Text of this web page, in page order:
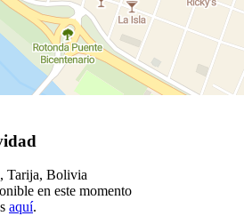
Tarija, Bolivia
en este momento
aquí.